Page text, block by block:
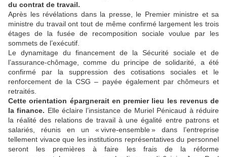
du contrat de travail.
Après les révélations dans la presse, le Premier ministre et sa
ministre du travail ont tout de même confirmé largement les trois
étages de la fusée de recomposition sociale voulue par les
sommets de l’exécutif.
Le dynamitage du financement de la Sécurité sociale et de
l’assurance-chômage, comme du principe de solidarité, a été
confirmé par la suppression des cotisations sociales et le
renforcement de la CSG – payée également par chômeurs et
retraités.
Cette orientation épargnerait en premier lieu les revenus de
la finance. Elle éclaire l’insistance de Muriel Pénicaud à réduire
la réalité des relations de travail à une égalité entre patrons et
salariés, réunis en un « vivre-ensemble » dans l’entreprise
tellement vivace que les institutions représentatives du personnel
seront les premières à faire les frais de la réforme